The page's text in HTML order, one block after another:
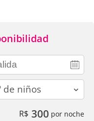
R$ 300 por noche